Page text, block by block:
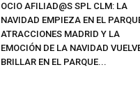
OCIO AFILIAD@S SPL CLM: LA
NAVIDAD EMPIEZA EN EL
ATRACCIONES MADRID Y LA
EMOCIÓN DE LA NAVIDAD
BRILLAR EN EL PARQUE...